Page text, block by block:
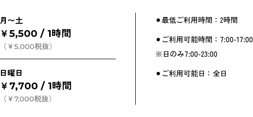
月〜土
￥5,500 / 1時間
（￥5,000税抜）
日曜日
￥7,700 / 1時間
（￥7,000税抜）
⚫︎最低ご利用時間：2時間
⚫︎ご利用可能時間：7:00-17:00
※日のみ7:00-23:00
⚫︎ご利用可能日：全日